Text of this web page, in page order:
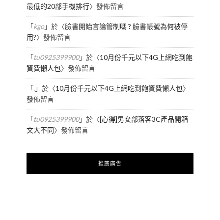
最低的20部手機排行〉發佈留言
「kgo」於〈臉書開始言論管制嗎 ? 臉書帳號為何被停
用?〉發佈留言
「tu0925399900」於〈10月份千元以下4G上網吃到飽
資費懶人包〉發佈留言
「.」於〈10月份千元以下4G上網吃到飽資費懶人包〉
發佈留言
「tu0925399900」於〈[心得]男女部落客3C產品開箱
文大不同〉發佈留言
推薦廣告